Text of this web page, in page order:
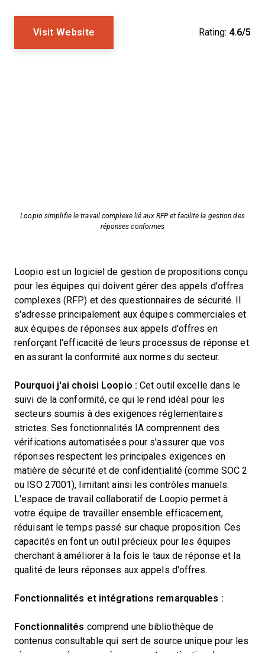
Visit Website Rating: 4.6/5
Loopio simplifie le travail complexe lié aux RFP et facilite la gestion des
réponses conformes
Loopio est un logiciel de gestion de propositions conçu
pour les équipes qui doivent gérer des appels d'offres
complexes (RFP) et des questionnaires de sécurité. Il
s'adresse principalement aux équipes commerciales et
aux équipes de réponses aux appels d'offres en
renforçant l'efficacité de leurs processus de réponse et
en assurant la conformité aux normes du secteur.
Pourquoi j'ai choisi Loopio : Cet outil excelle dans le
suivi de la conformité, ce qui le rend idéal pour les
secteurs soumis à des exigences réglementaires
strictes. Ses fonctionnalités IA comprennent des
vérifications automatisées pour s'assurer que vos
réponses respectent les principales exigences en
matière de sécurité et de confidentialité (comme SOC 2
ou ISO 27001), limitant ainsi les contrôles manuels.
L'espace de travail collaboratif de Loopio permet à
votre équipe de travailler ensemble efficacement,
réduisant le temps passé sur chaque proposition. Ces
capacités en font un outil précieux pour les équipes
cherchant à améliorer à la fois le taux de réponse et la
qualité de leurs réponses aux appels d'offres.
Fonctionnalités et intégrations remarquables :
Fonctionnalités comprend une bibliothèque de
contenus consultable qui sert de source unique pour les